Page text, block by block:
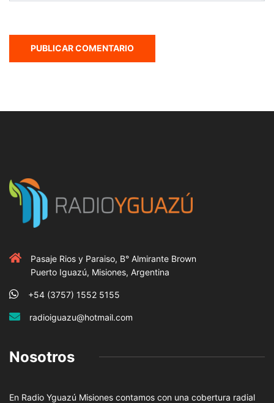
Pasaje Rios y Paraiso, B° Almirante Brown
Puerto Iguazú, Misiones, Argentina
+54 (3757) 1552 5155
radioiguazu@hotmail.com
Nosotros
En Radio Yguazú Misiones contamos con una cobertura radial